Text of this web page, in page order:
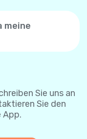
zu aktivieren.
Yolla-
wenn
Wenn Sie die
meine
um Ihre
diese Weise
Sie uns an
Sie den
App.